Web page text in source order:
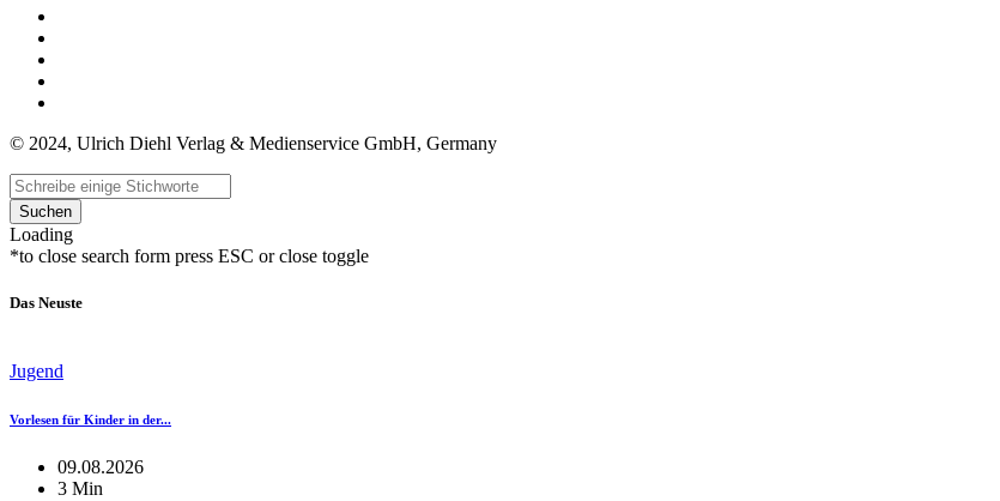
© 2024, Ulrich Diehl Verlag & Medienservice GmbH, Germany
Suchen
Loading
*to close search form press ESC or close toggle
Das Neuste
Jugend
Vorlesen für Kinder in der...
09.08.2026
3 Min